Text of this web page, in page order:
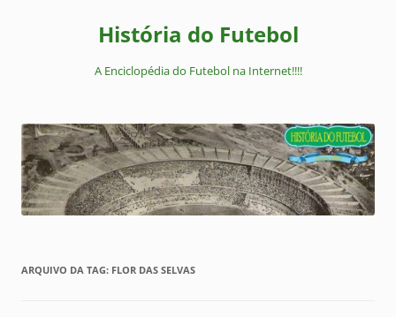
História do Futebol
A Enciclopédia do Futebol na Internet!!!!
ARQUIVO DA TAG: FLOR DAS SELVAS